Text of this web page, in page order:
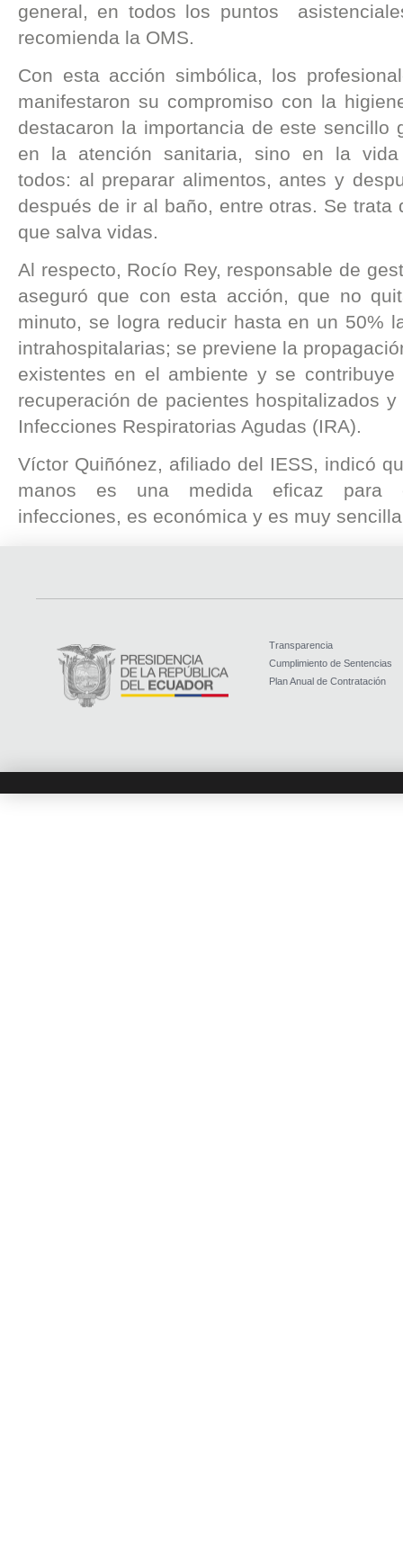
general, en todos los puntos
recomienda la OMS.
Con esta acción simbólica, los
manifestaron su compromiso con la
destacaron la importancia de este sencillo
en la atención sanitaria, sino en la
todos: al preparar alimentos, antes y
después de ir al baño, entre otras. Se trata
que salva vidas.
Al respecto, Rocío Rey, responsable de
aseguró que con esta acción, que no
minuto, se logra reducir hasta en un 50%
intrahospitalarias; se previene la
existentes en el ambiente y se
recuperación de pacientes hospitalizados
Infecciones Respiratorias Agudas (IRA).
Víctor Quiñónez, afiliado del IESS, indicó
manos es una medida eficaz para
infecciones, es económica y es muy
Transparencia
Cumplimiento de Sentencias
Plan Anual de Contratación